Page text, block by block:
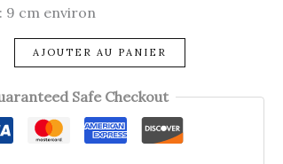
9 cm environ
AJOUTER AU PANIER
Safe Checkout